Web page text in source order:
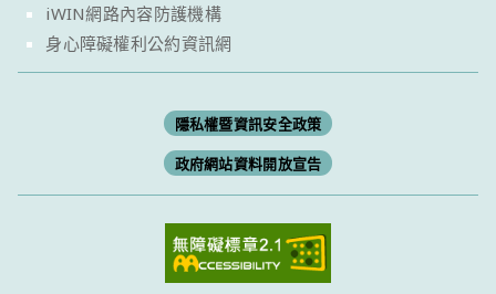
iWIN網路內容防護機構
身心障礙權利公約資訊網
隱私權暨資訊安全政策
政府網站資料開放宣告